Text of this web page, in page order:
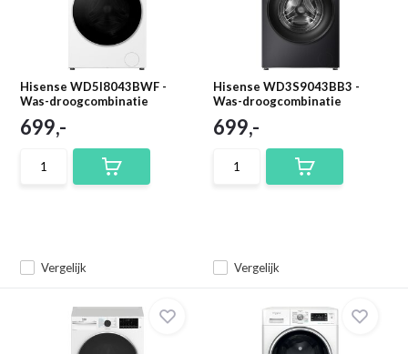
Hisense WD5I8043BWF -
Was-droogcombinatie
Vergelijk
699,-
Hisense WD3S9043BB3 -
Was-droogcombinatie
Vergelijk
699,-